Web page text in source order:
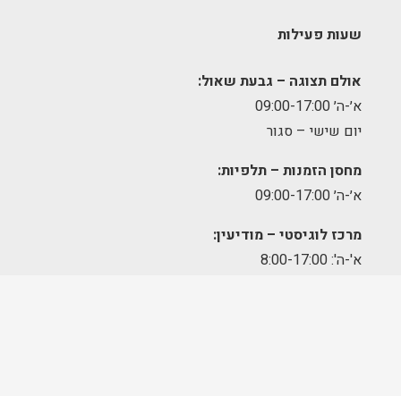
שעות פעילות
אולם תצוגה – גבעת שאול:
א׳-ה׳ 09:00-17:00
יום שישי – סגור
מחסן הזמנות – תלפיות:
א׳-ה׳ 09:00-17:00
מרכז לוגיסטי – מודיעין:
א'-ה': 8:00-17:00